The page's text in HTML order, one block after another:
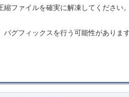
縮ファイルを確実に解凍してくださ
バグフィックスを行う可能性があり